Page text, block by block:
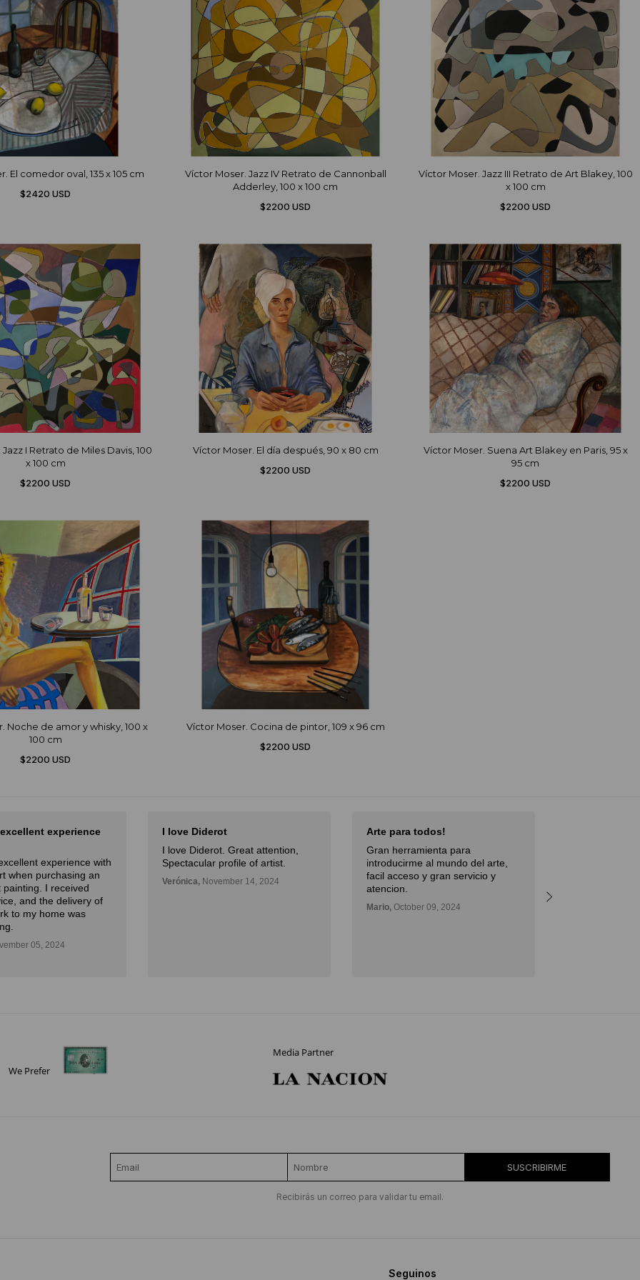
El comedor oval, 135 x 105 cm
$2420 USD
Víctor Moser. Jazz IV Retrato de Cannonball
Adderley, 100 x 100 cm
$2200 USD
Víctor Moser. Jazz III Retrato de Art Blakey, 100
x 100 cm
$2200 USD
I Retrato de Miles Davis, 100
x 100 cm
$2200 USD
Víctor Moser. El día después, 90 x 80 cm
$2200 USD
Víctor Moser. Suena Art Blakey en Paris, 95 x
95 cm
$2200 USD
Noche de amor y whisky, 100 x
100 cm
$2200 USD
Víctor Moser. Cocina de pintor, 109 x 96 cm
$2200 USD
experience
experience with
when purchasing an
painting. I received
and the delivery of
to my home was
05, 2024
I love Diderot
I love Diderot. Great attention,
Spectacular profile of artist.
Verónica, November 14, 2024
Arte para todos!
Gran herramienta para
introducirme al mundo del arte,
facil acceso y gran servicio y
atencion.
Mario, October 09, 2024
We Prefer
Media Partner
SUSCRIBIRME
Recibirás un correo para validar tu email.
Seguinos